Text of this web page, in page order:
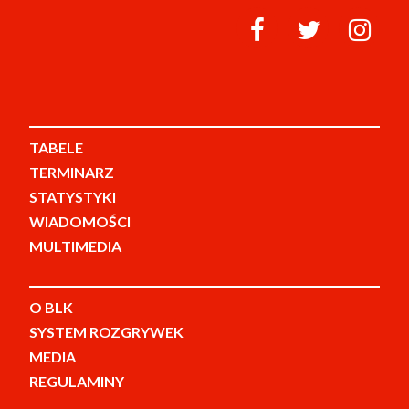
TABELE
TERMINARZ
STATYSTYKI
WIADOMOŚCI
MULTIMEDIA
O BLK
SYSTEM ROZGRYWEK
MEDIA
REGULAMINY